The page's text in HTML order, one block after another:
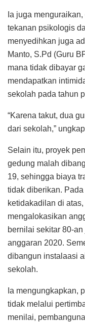
Ia juga
tekanan psikologis
menyedihkan juga
Manto, S.Pd (Guru
mana tidak dibayar
mendapatkan
sekolah pada tahun
“Karena takut, dua
dari sekolah,”
Selain itu, proyek
gedung malah
19, sehingga biaya
tidak diberikan.
ketidakadilan di
mengalokasikan
bernilai sekitar 80-
anggaran 2020.
dibangun instalaasi
sekolah.
Ia mengungkapkan,
tidak melalui
menilai,